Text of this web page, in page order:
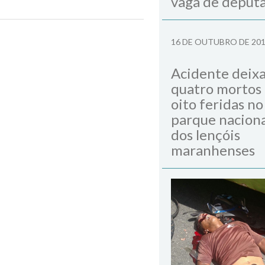
16 DE OUTUBRO DE
Acidente
quatro mortos
oito feridas no
parque
dos lençóis
maranhenses